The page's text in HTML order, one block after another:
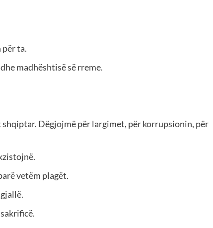
ta.
madhështisë së rreme.
Dëgjojmë për largimet, për korrupsionin, për
vetëm plagët.